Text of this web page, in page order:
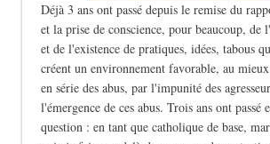
Déjà 3 ans ont passé depuis le remise du
et la prise de conscience, pour beaucoup, de
et de l'existence de pratiques, idées, tabous
créent un environnement favorable, au
en série des abus, par l'impunité des
l'émergence de ces abus. Trois ans ont passé
question : en tant que catholique de base,